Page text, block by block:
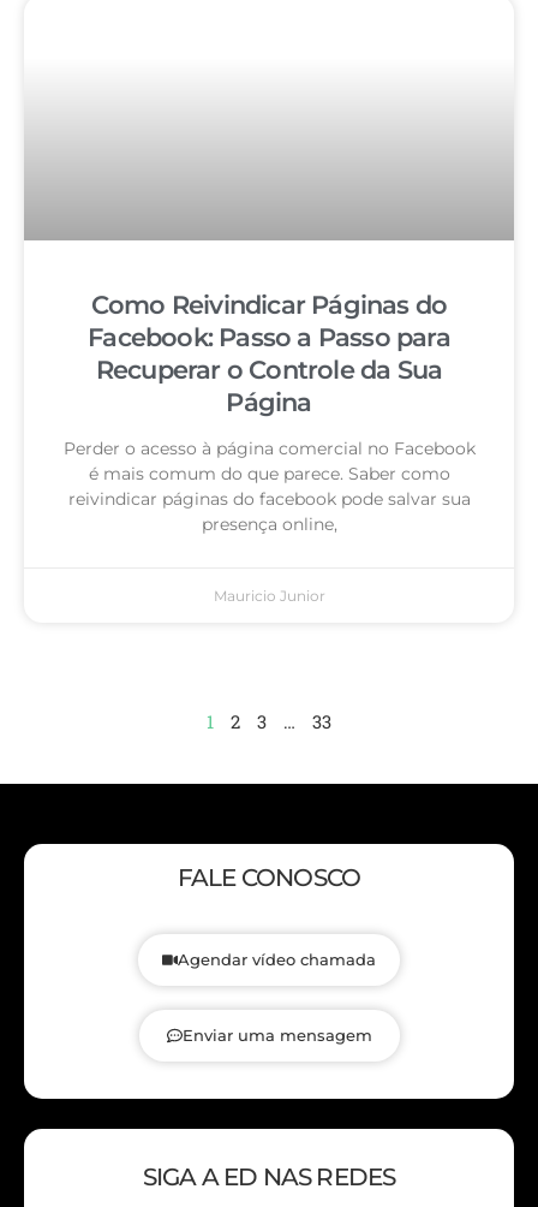
Como Reivindicar Páginas do
Facebook: Passo a Passo para
Recuperar o Controle da Sua
Página
Perder o acesso à página comercial no Facebook
é mais comum do que parece. Saber como
reivindicar páginas do facebook pode salvar sua
presença online,
Mauricio Junior
1 2 3 … 33
FALE CONOSCO
Agendar vídeo chamada
Enviar uma mensagem
SIGA A ED NAS REDES